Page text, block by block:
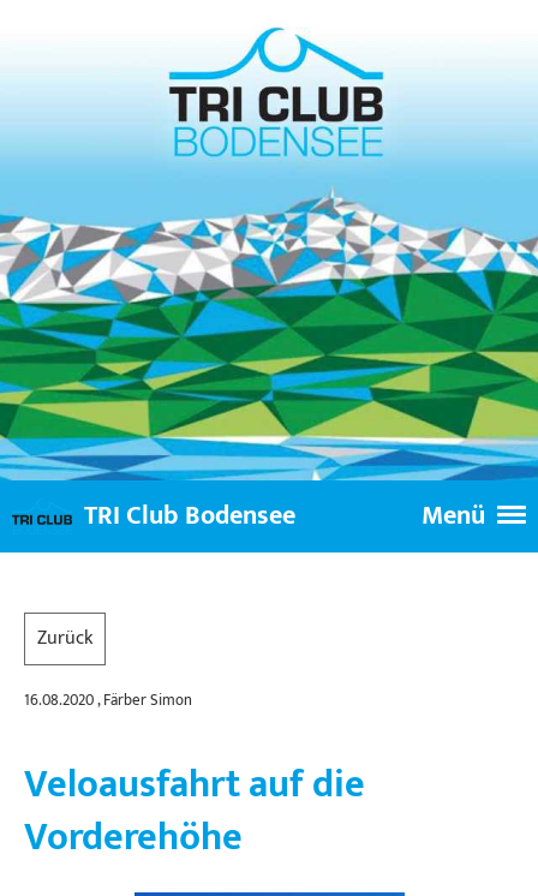
Menü
TRI Club Bodensee
Zurück
16.08.2020, Färber Simon
Veloausfahrt auf die
Vorderehöhe